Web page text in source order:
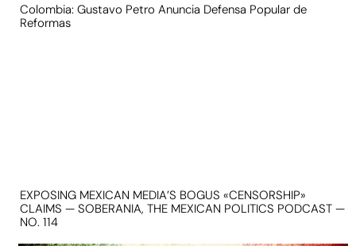
Colombia: Gustavo Petro Anuncia Defensa Popular de
Reformas
EXPOSING MEXICAN MEDIA’S BOGUS «CENSORSHIP»
CLAIMS — SOBERANIA, THE MEXICAN POLITICS PODCAST —
NO. 114